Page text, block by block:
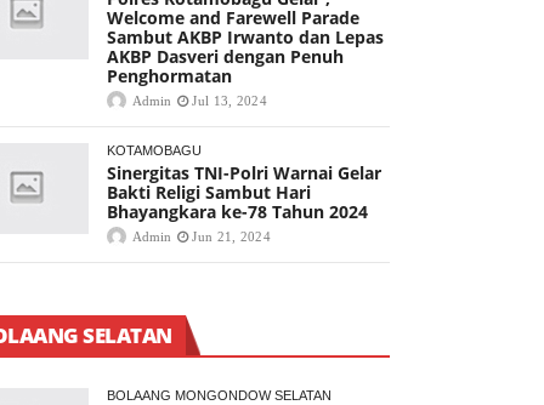
Welcome and Farewell Parade
Sambut AKBP Irwanto dan Lepas
AKBP Dasveri dengan Penuh
Penghormatan
Admin Jul 13, 2024
KOTAMOBAGU
Sinergitas TNI-Polri Warnai Gelar
Bakti Religi Sambut Hari
Bhayangkara ke-78 Tahun 2024
Admin Jun 21, 2024
SELATAN
BOLAANG MONGONDOW SELATAN